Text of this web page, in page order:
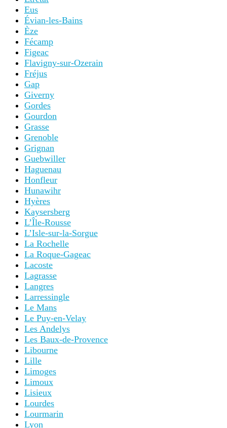
Eus
Évian-les-Bains
Èze
Fécamp
Figeac
Flavigny-sur-Ozerain
Fréjus
Gap
Giverny
Gordes
Gourdon
Grasse
Grenoble
Grignan
Guebwiller
Haguenau
Honfleur
Hunawihr
Hyères
Kaysersberg
L’Île-Rousse
L’Isle-sur-la-Sorgue
La Rochelle
La Roque-Gageac
Lacoste
Lagrasse
Langres
Larressingle
Le Mans
Le Puy-en-Velay
Les Andelys
Les Baux-de-Provence
Libourne
Lille
Limoges
Limoux
Lisieux
Lourdes
Lourmarin
Lyon